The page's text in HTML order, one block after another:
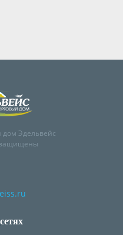
дом Эдельвейс
защищены